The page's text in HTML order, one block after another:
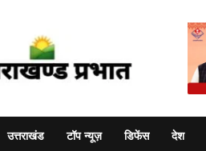
उत्तराखंड टॉप न्यूज़ डिफेंस देश